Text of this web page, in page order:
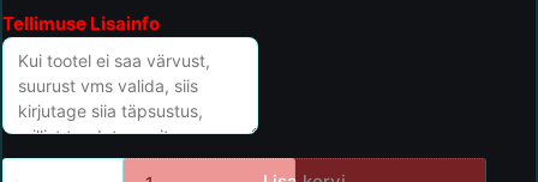
Tellimuse Lisainfo